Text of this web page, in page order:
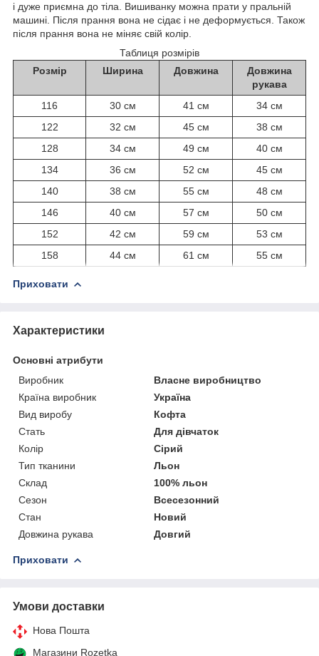
і дуже приємна до тіла. Вишиванку можна прати у пральній
машині. Після прання вона не сідає і не деформується. Також
після прання вона не міняє свій колір.
Таблиця розмірів
Розмір
Ширина Довжина
Довжина
рукава
116
30 см 41 см
34 см
122
32 см 45 см
38 см
128
34 см 49 см
40 см
134
36 см 52 см
45 см
140
38 см 55 см
48 см
146
40 см 57 см
50 см
152
42 см 59 см
53 см
158
44 см 61 см 55 см
Приховати
Характеристики
Основні атрибути
Виробник
Власне виробництво
Країна виробник
Україна
Вид виробу
Кофта
Стать
Для дівчаток
Колір
Сірий
Тип тканини
Льон
Склад
100% льон
Сезон
Всесезонний
Стан
Новий
Довжина рукава
Довгий
Приховати
Умови доставки
Нова Пошта
Магазини Rozetka